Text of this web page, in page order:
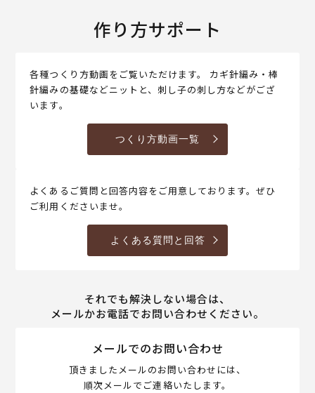
作り方サポート
各種つくり方動画をご覧いただけます。 カギ針編み・棒
針編みの基礎などニットと、刺し子の刺し方などがござ
います。
つくり方動画一覧
よくあるご質問と回答内容をご用意しております。ぜひ
ご利用くださいませ。
よくある質問と回答
それでも解決しない場合は、
メールかお電話でお問い合わせください。
メールでのお問い合わせ
頂きましたメールのお問い合わせには、
順次メールでご連絡いたします。